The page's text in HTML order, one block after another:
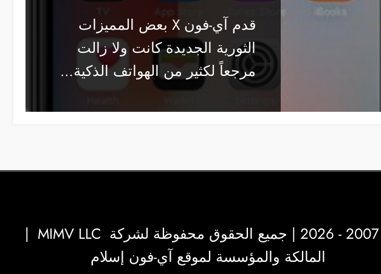
قدم آي-فون X بعض المميزات
الثورية الجديدة كانت ولا زالت
مرجعاً لكثير من الهواتف الذكية…
MIMV LLC
|
المالكة والمؤسسة لموقع آي-فون إسلام